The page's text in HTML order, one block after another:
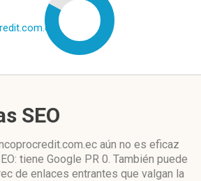
SEO
aún no es eficaz
tiene Google PR 0. También puede
de enlaces entrantes que valgan la